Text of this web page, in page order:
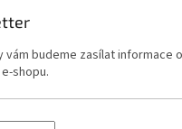
vám budeme zasílat informace
shopu.